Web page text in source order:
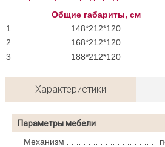
Общие габариты, см
1
148*212*120
2
168*212*120
3
188*212*120
Характеристики
Параметры мебели
Механизм